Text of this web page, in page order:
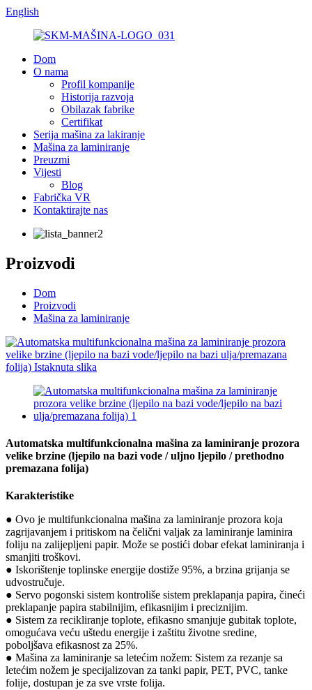
English
Dom
O nama
Profil kompanije
Historija razvoja
Obilazak fabrike
Certifikat
Serija mašina za lakiranje
Mašina za laminiranje
Preuzmi
Vijesti
Blog
Fabrička VR
Kontaktirajte nas
Proizvodi
Dom
Proizvodi
Mašina za laminiranje
Automatska multifunkcionalna mašina za laminiranje prozora
velike brzine (ljepilo na bazi vode / uljno ljepilo / prethodno
premazana folija)
Karakteristike
● Ovo je multifunkcionalna mašina za laminiranje prozora koja
zagrijavanjem i pritiskom na čelični valjak za laminiranje laminira
foliju na zalijepljeni papir. Može se postići dobar efekat laminiranja i
smanjiti troškovi.
● Iskorištenje toplinske energije dostiže 95%, a brzina grijanja se
udvostručuje.
● Servo pogonski sistem kontroliše sistem preklapanja papira, čineći
preklapanje papira stabilnijim, efikasnijim i preciznijim.
● Sistem za recikliranje toplote, efikasno smanjuje gubitak toplote,
omogućava veću uštedu energije i zaštitu životne sredine,
poboljšava efikasnost za 25%.
● Mašina za laminiranje sa letećim nožem: Sistem za rezanje sa
letećim nožem je specijalizovan za tanki papir, PET, PVC, tanke
folije, dostupan je za sve vrste folija.